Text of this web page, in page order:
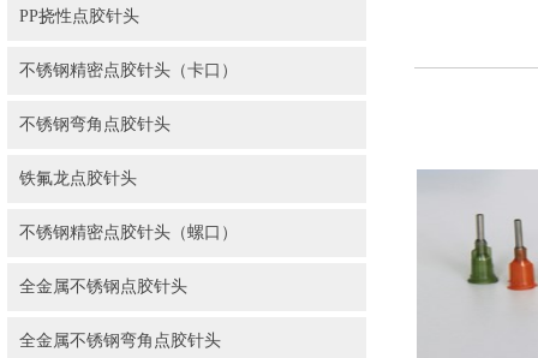
PP挠性点胶针头
不锈钢精密点胶针头（卡口）
不锈钢弯角点胶针头
铁氟龙点胶针头
不锈钢精密点胶针头（螺口）
全金属不锈钢点胶针头
全金属不锈钢弯角点胶针头